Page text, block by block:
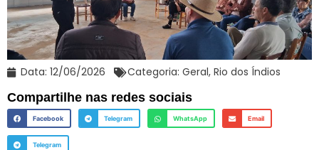
Data: 12/06/2026 Categoria: Geral, Rio dos Índios
Compartilhe nas redes sociais
Facebook Telegram WhatsApp Email
Telegram